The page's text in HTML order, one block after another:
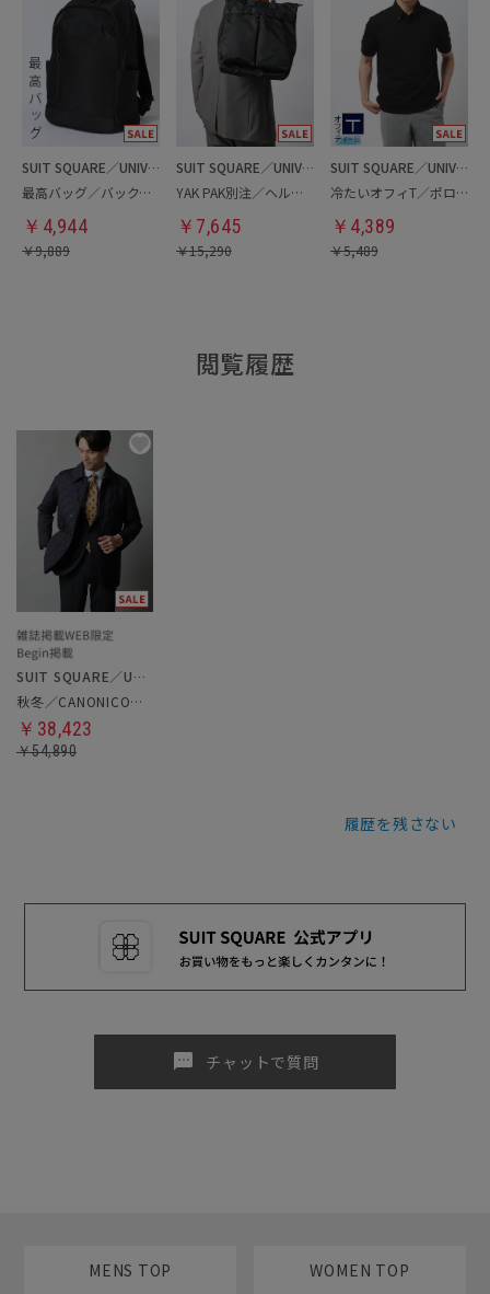
SUIT SQUARE／UNIVERSAL LANGUAGE
最高バッグ／バックパック
￥ 4,944
￥9,889
SUIT SQUARE／UNIVERSAL LANGUAGE
YAK PAK別注／ヘルメットバッグ
￥ 7,645
￥15,290
SUIT SQUARE／UNIVERSAL LANGUAGE
冷たいオフィT／ポロシャツ
￥ 4,389
￥5,489
閲覧履歴
SUIT SQUARE／UNIVERSAL LANGUAGE
秋冬／CANONICO／キルティングアウター
￥38,423
￥54,890
履歴を残さない
sms チャットで質問
MENS TOP WOMEN TOP